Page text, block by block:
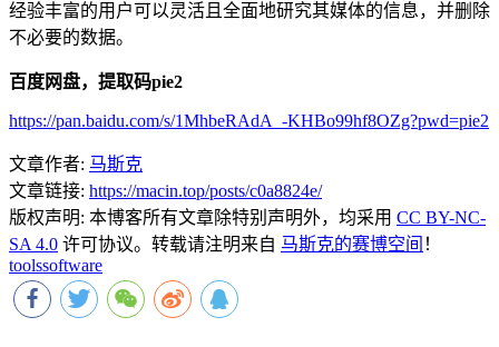
经验丰富的用户可以灵活且全面地研究其媒体的信息，并删除
不必要的数据。
百度网盘，提取码pie2
https://pan.baidu.com/s/1MhbeRAdA_-KHBo99hf8OZg?pwd=pie2
文章作者: 马斯克
文章链接: https://macin.top/posts/c0a8824e/
版权声明: 本博客所有文章除特别声明外，均采用 CC BY-NC-
SA 4.0 许可协议。转载请注明来自 马斯克的赛博空间 ！
toolssoftware